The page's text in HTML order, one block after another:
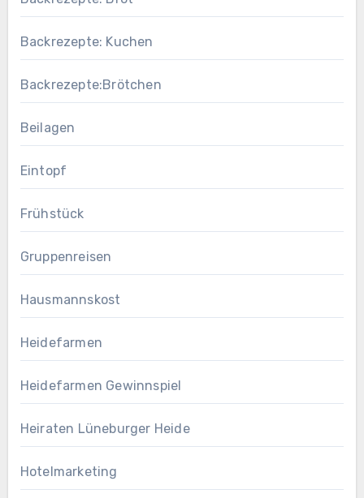
Backrezepte: Kuchen
Backrezepte:Brötchen
Beilagen
Eintopf
Frühstück
Gruppenreisen
Hausmannskost
Heidefarmen
Heidefarmen Gewinnspiel
Heiraten Lüneburger Heide
Hotelmarketing